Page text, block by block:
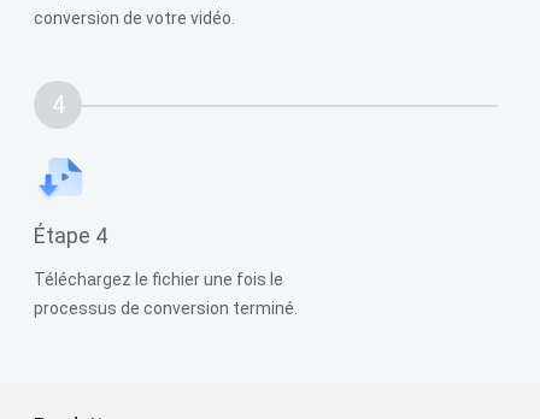
conversion de votre vidéo.
4
Étape 4
Téléchargez le fichier une fois le
processus de conversion terminé.